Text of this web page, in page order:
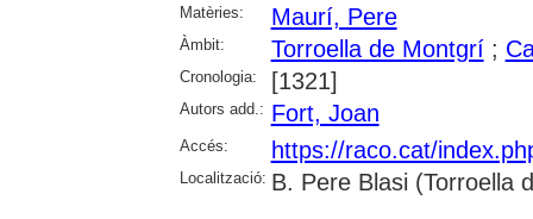
Matèries:
Maurí, Pere
Àmbit: Torroella de Montgrí;
Cronologia: [1321]
Autors add.: Fort, Joan
Accés: https://raco.cat/
Localització: B. Pere Blasi (Torroella